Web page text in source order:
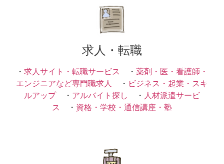
求人・転職
・ 求人サイト・転職サービス ・ 薬剤・医・看護師・
エンジニアなど専門職求人
・ ビジネス・起業・スキ
ルアップ・ アルバイト探し ・ 人材派遣サービ
ス ・ 資格・学校・通信講座・塾